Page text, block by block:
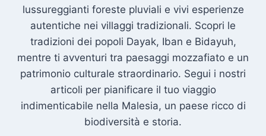
lussureggianti foreste pluviali e vivi esperienze
autentiche nei villaggi tradizionali. Scopri le
tradizioni dei popoli Dayak, Iban e Bidayuh,
mentre ti avventuri tra paesaggi mozzafiato e un
patrimonio culturale straordinario. Segui i nostri
articoli per pianificare il tuo viaggio
indimenticabile nella Malesia, un paese ricco di
biodiversità e storia.